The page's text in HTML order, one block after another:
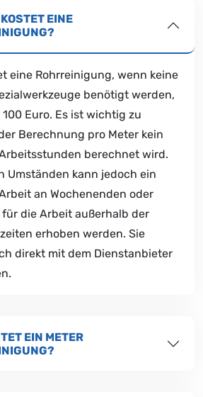
EINE
eine Rohrreinigung, wenn keine
benötigt werden,
Euro. Es ist wichtig zu
Berechnung pro Meter kein
berechnet wird.
Umständen kann jedoch ein
an Wochenenden oder
die Arbeit außerhalb der
erhoben werden. Sie
direkt mit dem Dienstanbieter
EIN METER